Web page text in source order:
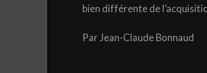
bien différente de
Par Jean-Claude Bonnaud